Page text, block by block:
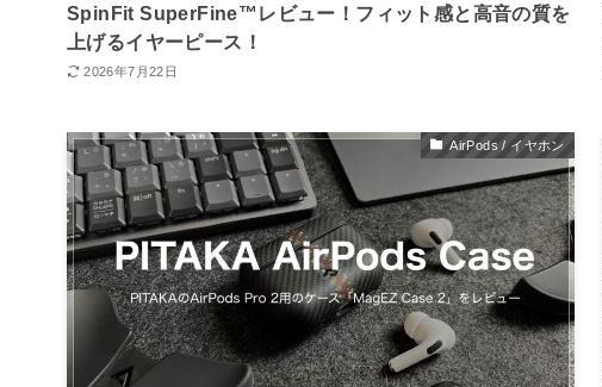
SpinFit SuperFine™レビュー！フィット感と高音の質を
上げるイヤーピース！
2026年7月22日
AirPods / イヤホン